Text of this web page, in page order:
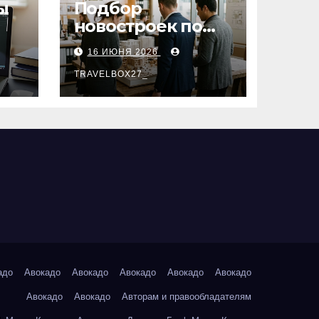
Подбор
новостроек по
заданным
параметрам:
критерии и
этапы
16 ИЮНЯ 2026
TRAVELBOX27_
Авокадо Авокадо Авокадо Авокадо Авокадо
Авокадо Авокадо Авторам и правообладателям